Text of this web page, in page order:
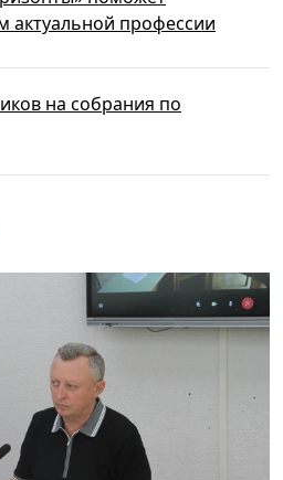
профессии
на собрания по